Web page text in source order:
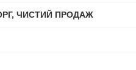
ЧИСТИЙ ПРОДАЖ